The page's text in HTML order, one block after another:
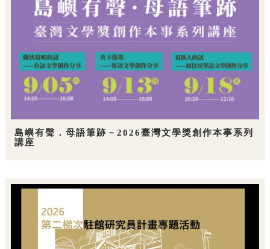
島嶼有聲．母語筆跡－2026臺灣文學獎創作本事系列
講座